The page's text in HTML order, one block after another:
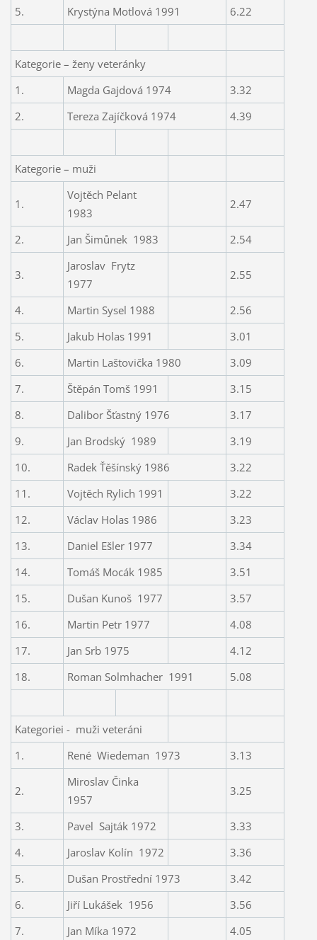
5. Krystýna Motlová 1991 6.22
Kategorie – ženy veteránky
1.
Magda Gajdová 1974
3.32
2.
Tereza Zajíčková 1974 4.39
Kategorie – muži
1.
Vojtěch Pelant
1983
2.47
2. Jan Šimůnek 1983 2.54
3.
Jaroslav Frytz
1977
2.55
4. Martin Sysel 1988
2.56
5.
Jakub Holas 1991
3.01
6.
Martin Laštovička 1980
3.09
7.
Štěpán Tomš 1991
3.15
8.
Dalibor Šťastný 1976
3.17
9.
Jan Brodský 1989
3.19
10.
Radek Ťěšínský 1986
3.22
11.
Vojtěch Rylich 1991
3.22
12.
Václav Holas 1986
3.23
13.
Daniel Ešler 1977
3.34
14.
Tomáš Mocák 1985
3.51
15.
Dušan Kunoš 1977
3.57
16.
Martin Petr 1977
4.08
17.
Jan Srb 1975
4.12
18.
Roman Solmhacher 1991 5.08
Kategoriei - muži veteráni
1.
René Wiedeman 1973 3.13
2.
Miroslav Činka
1957
3.25
3. Pavel Sajták 1972
3.33
4.
Jaroslav Kolín 1972
3.36
5.
Dušan Prostřední 1973
3.42
6.
Jiří Lukášek 1956
3.56
7.
Jan Míka 1972 4.05